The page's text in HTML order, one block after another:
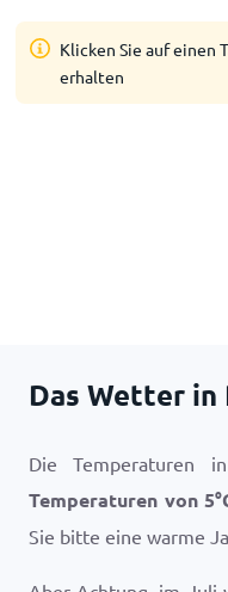
Klicken Sie auf einen
erhalten
Das Wetter in
Die Temperaturen
Temperaturen von5°
Sie bitte eine warme